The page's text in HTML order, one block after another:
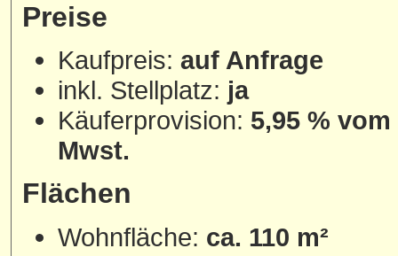
Preise
Kaufpreis: auf Anfrage
inkl. Stellplatz: ja
Käuferprovision: 5,95 %
Mwst.
Flächen
Wohnfläche: ca. 110 m²